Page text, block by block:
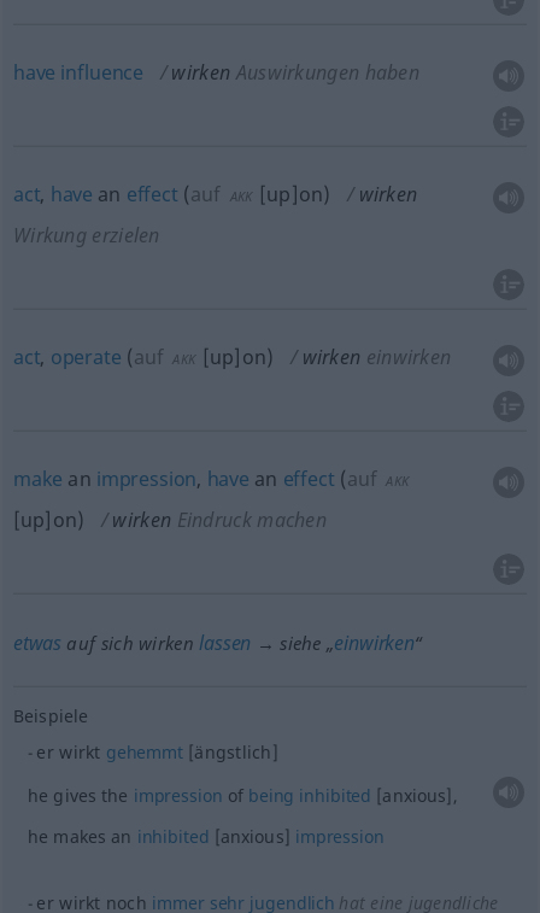
have influence wirken Auswirkungen haben
act, have an effect (auf AKK [up]on)
wirken
Wirkung erzielen
act, operate (auf AKK [up]on) wirken einwirken
make an impression, have an effect (auf AKK
[up]on) wirken Eindruck machen
etwas auf sich wirkenlassen → siehe „einwirken“
Beispiele
er wirkt gehemmt[ängstlich]
he gives the impression of being inhibited [anxious],
he makes an inhibited [anxious] impression
er wirkt noch immer sehr jugendlich hat eine jugendliche